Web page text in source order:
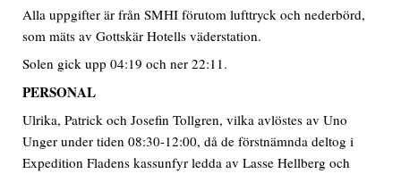
Alla uppgifter är från SMHI förutom lufttryck och nederbörd,
som mäts av Gottskär Hotells väderstation.
Solen gick upp 04:19 och ner 22:11.
PERSONAL
Ulrika, Patrick och Josefin Tollgren, vilka avlöstes av Uno
Unger under tiden 08:30-12:00, då de förstnämnda deltog i
Expedition Fladens kassunfyr ledda av Lasse Hellberg och